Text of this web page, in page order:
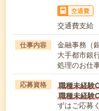
交通費
交通費支給
仕事内容
金融事務（
大手都市銀
処理のお仕
応募資格
職種未経験
職種未経験
ずはご応募